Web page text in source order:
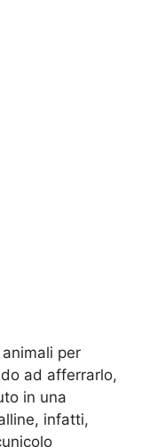
per
ad afferrarlo,
in una
infatti,